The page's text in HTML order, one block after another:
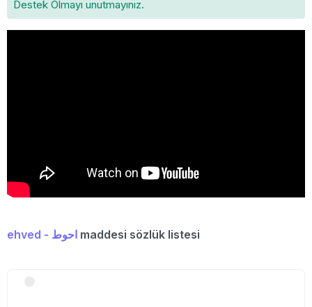
Destek Olmayı unutmayınız.
ehved - احوط maddesi sözlük listesi